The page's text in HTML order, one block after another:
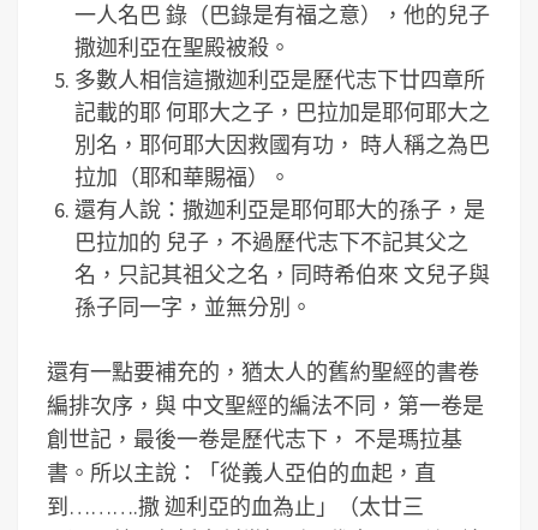
一人名巴 錄（巴錄是有福之意），他的兒子
撒迦利亞在聖殿被殺。
多數人相信這撒迦利亞是歷代志下廿四章所
記載的耶 何耶大之子，巴拉加是耶何耶大之
別名，耶何耶大因救國有功， 時人稱之為巴
拉加（耶和華賜福）。
還有人說：撒迦利亞是耶何耶大的孫子，是
巴拉加的 兒子，不過歷代志下不記其父之
名，只記其祖父之名，同時希伯來 文兒子與
孫子同一字，並無分別。
還有一點要補充的，猶太人的舊約聖經的書卷
編排次序，與 中文聖經的編法不同，第一卷是
創世記，最後一卷是歷代志下， 不是瑪拉基
書。所以主說：「從義人亞伯的血起，直
到……….撒 迦利亞的血為止」（太廿三